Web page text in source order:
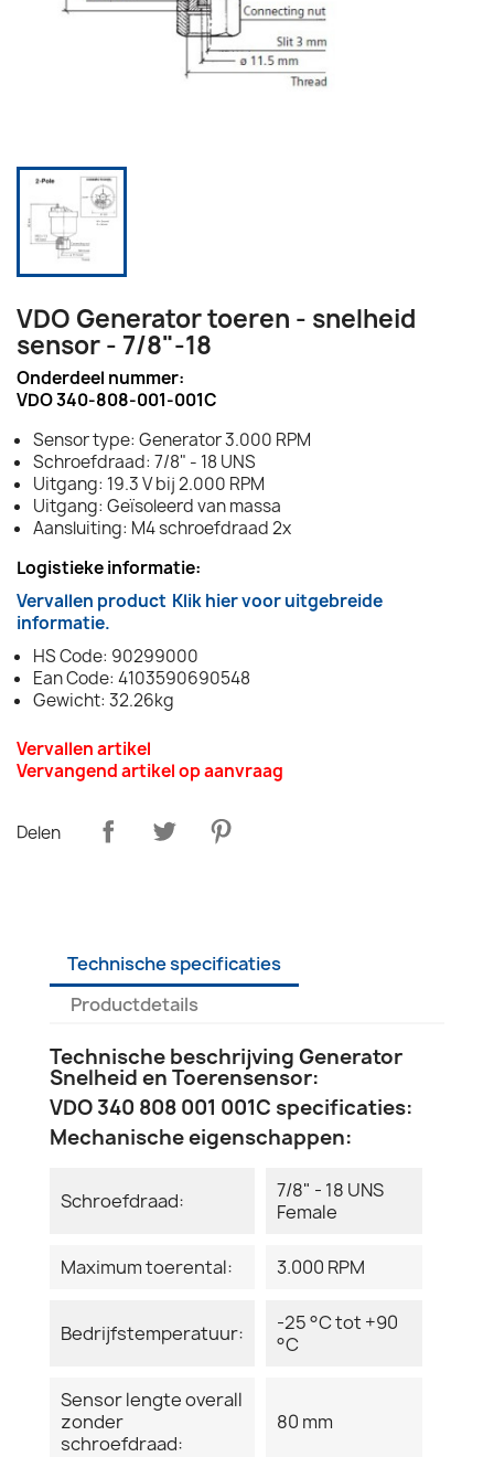
VDO Generator toeren - snelheid
sensor - 7/8"-18
Onderdeel nummer:
VDO 340-808-001-001C
Sensor type: Generator 3.000 RPM
Schroefdraad: 7/8" - 18 UNS
Uitgang: 19.3 V bij 2.000 RPM
Uitgang: Geïsoleerd van massa
Aansluiting: M4 schroefdraad 2x
Logistieke informatie:
Vervallen product Klik hier voor uitgebreide
informatie.
HS Code: 90299000
Ean Code: 4103590690548
Gewicht: 32.26kg
Vervallen artikel
Vervangend artikel op aanvraag
Delen
Technische specificaties
Productdetails
Technische beschrijving Generator
Snelheid en Toerensensor:
VDO 340 808 001 001C specificaties:
Mechanische eigenschappen:
Schroefdraad:
7/8" - 18 UNS
Female
Maximum toerental: 3.000 RPM
Bedrijfstemperatuur:
-25 °C tot +90
°C
Sensor lengte overall
zonder
schroefdraad:
80 mm